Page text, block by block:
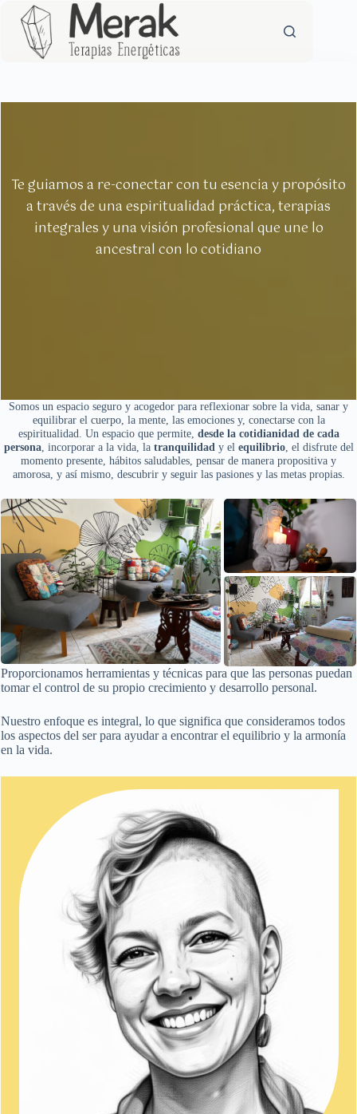
contenido
Te guiamos a re-conectar con tu esencia y propósito
a través de una espiritualidad práctica, terapias
integrales y una visión profesional que une lo
ancestral con lo cotidiano
Somos un espacio seguro y acogedor para reflexionar sobre la vida, sanar y
equilibrar el cuerpo, la mente, las emociones y, conectarse con la
espiritualidad. Un espacio que permite, desde la cotidianidad de cada
persona, incorporar a la vida, la tranquilidady el equilibrio, el disfrute del
momento presente, hábitos saludables, pensar de manera propositiva y
amorosa, y así mismo, descubrir y seguir las pasiones y las metas propias.
Proporcionamos herramientas y técnicas para que las personas puedan
tomar el control de su propio crecimiento y desarrollo personal.
Nuestro enfoque es integral, lo que significa que consideramos todos
los aspectos del ser para ayudar a encontrar el equilibrio y la armonía
en la vida.